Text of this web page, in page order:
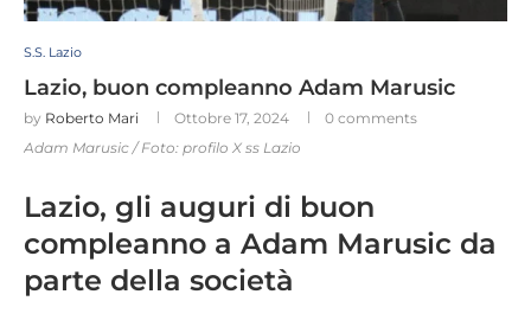
S.S. Lazio
Lazio, buon compleanno Adam Marusic
by Roberto Mari Ottobre 17, 2024
0 comments
Adam Marusic / Foto: profilo X ss Lazio
Lazio, gli auguri di buon
compleanno a Adam Marusic da
parte della società